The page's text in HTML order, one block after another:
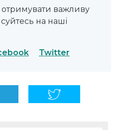
важливу
на наші
Twitter